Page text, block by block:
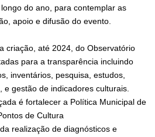
do ano, para contemplar as
apoio e difusão do evento.
criação, até 2024, do Observatório
para a transparência incluindo
inventários, pesquisa, estudos,
e gestão de indicadores culturais.
é fortalecer a Política Municipal de
de Cultura
realização de diagnósticos e